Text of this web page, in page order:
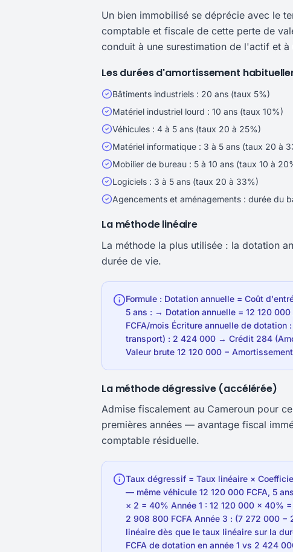
Un bien immobilisé se déprécie avec le
comptable et fiscale de cette perte de
conduit à une surestimation de l'actif et
Les durées d'amortissement
Bâtiments industriels : 20 ans (taux 5%)
Matériel industriel lourd : 10 ans (taux 10%)
Véhicules : 4 à 5 ans (taux 20 à 25%)
Matériel informatique : 3 à 5 ans (taux 20 à
Mobilier de bureau : 5 à 10 ans (taux 10 à
Logiciels : 3 à 5 ans (taux 20 à 33%)
Agencements et aménagements : durée du
La méthode linéaire
La méthode la plus utilisée : la dotation
durée de vie.
Formule : Dotation annuelle = Coût
5 ans : → Dotation annuelle = 12 120
FCFA/mois Écriture annuelle de
transport) : 2 424 000 → Crédit 284
Valeur brute 12 120 000 −
La méthode dégressive (accélérée)
Admise fiscalement au Cameroun pour
premières années — avantage fiscal
comptable résiduelle.
Taux dégressif = Taux linéaire ×
— même véhicule 12 120 000 FCFA, 5
× 2 = 40% Année 1 : 12 120 000 × 40%
2 908 800 FCFA Année 3 : (7 272 000 −
linéaire dès que le taux linéaire sur la
FCFA de dotation en année 1 vs 2 424